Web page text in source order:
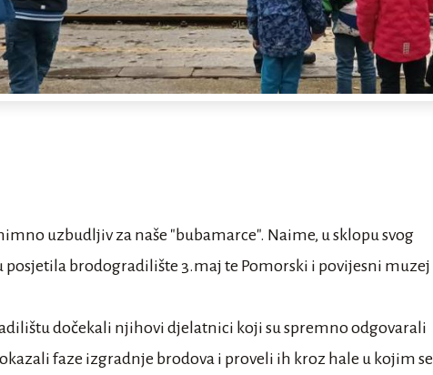
uzbudljiv za naše "bubamarce". Naime, u sklopu svog
posjetila brodogradilište 3.maj te Pomorski i povijesni muzej
dočekali njihovi djelatnici koji su spremno odgovarali
faze izgradnje brodova i proveli ih kroz hale u kojim se